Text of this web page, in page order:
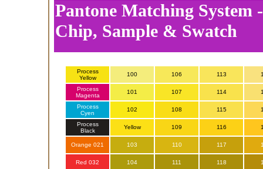
Pantone Matching
Chip, Sample & Swatch
Process
Yellow
100 106 113
Process
Magenta
101 107 114
Process
Cyen
102 108 115
Process
Black
Yellow 109 116
Orange 021 103 110 117
Red 032 104 111 118